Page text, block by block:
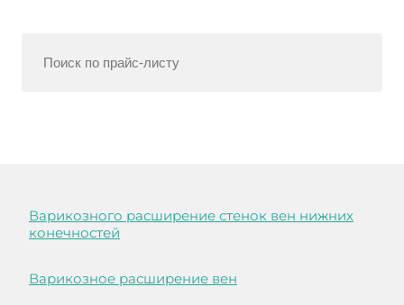
Варикозного расширение стенок вен нижних
конечностей
Варикозное расширение вен